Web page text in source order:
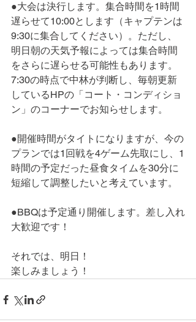
●大会は決行します。集合時間を1時間
遅らせて10:00とします（キャプテンは
9:30に集合してください）。ただし、
明日朝の天気予報によっては集合時間
をさらに遅らせる可能性もあります。
7:30の時点で中林が判断し、毎朝更新
しているHPの「コート・コンディショ
ン」のコーナーでお知らせします。
●開催時間がタイトになりますが、今の
プランでは1回戦を4ゲーム先取にし、1
時間の予定だった昼食タイムを30分に
短縮して調整したいと考えています。
●BBQは予定通り開催します。差し入れ
大歓迎です！
それでは、明日！
楽しみましょう！